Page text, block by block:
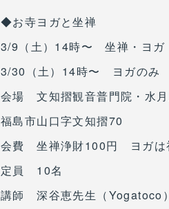
◆お寺ヨガと坐禅
3/9（土）14時〜 坐禅・ヨガ
3/30（土）14時〜 ヨガのみ
会場 文知摺観音普門院・水月
福島市山口字文知摺70
会費 坐禅浄財100円 ヨガは
定員 10名
講師 深谷恵先生（Yogatoco）